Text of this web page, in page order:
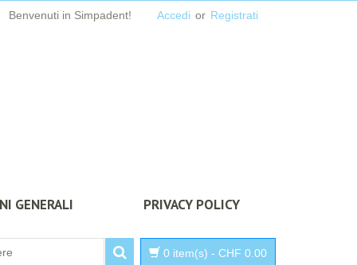
Benvenuti in Simpadent! Accedi or Registrati
GENERALI PRIVACY POLICY
0 item(s) - CHF 0.00